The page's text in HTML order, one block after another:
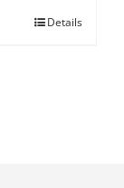
Details